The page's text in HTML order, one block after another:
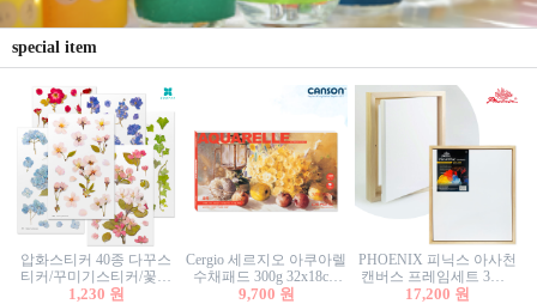
special item
압화스티커 40종 다꾸스
티커/꾸미기스티커/꽃스
티커/압화꽃책갈피/팬시
1,230 원
Cergio 세르지오 아쿠아렐
수채패드 300g 32x18cm
12매 1면제본
9,700 원
PHOENIX 피닉스 아사천
캔버스 프레임세트 3호F
27.3x22cm 캔버스와 올림
17,200 원